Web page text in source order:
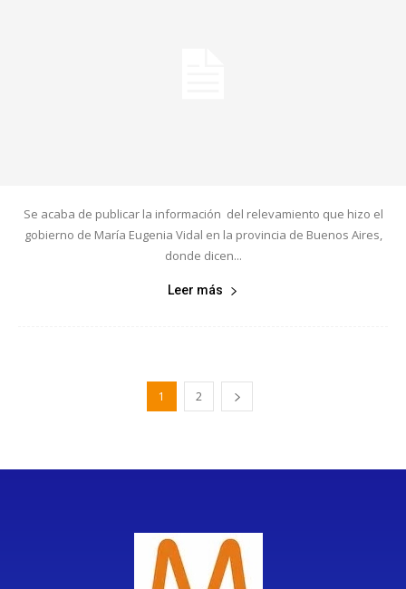
Se acaba de publicar la información del relevamiento que hizo el
gobierno de María Eugenia Vidal en la provincia de Buenos Aires,
donde dicen...
Leer más
1 2